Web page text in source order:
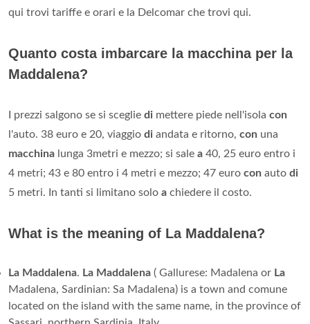
qui trovi tariffe e orari e la Delcomar che trovi qui.
Quanto costa imbarcare la macchina per la
Maddalena?
I prezzi salgono se si sceglie di mettere piede nell'isola con
l'auto. 38 euro e 20, viaggio di andata e ritorno, con una
macchina lunga 3metri e mezzo; si sale a 40, 25 euro entro i
4 metri; 43 e 80 entro i 4 metri e mezzo; 47 euro con auto di
5 metri. In tanti si limitano solo a chiedere il costo.
What is the meaning of La Maddalena?
La Maddalena. La Maddalena ( Gallurese: Madalena or La
Madalena, Sardinian: Sa Madalena) is a town and comune
located on the island with the same name, in the province of